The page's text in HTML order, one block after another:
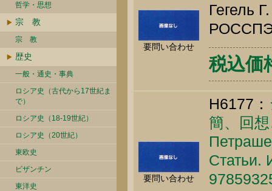
哲学・思想
宗 教
宗 教
歴史
一般・通史・事典
ロシア史（古代から17世紀ま
で）
ロシア史（18-19世紀）
ロシア史（20世紀）
東欧史
ビザンチン
東洋史
要問い合わせ
Гегель
税込価
要問い合わせ
H6177：
簡、回
Статьи.